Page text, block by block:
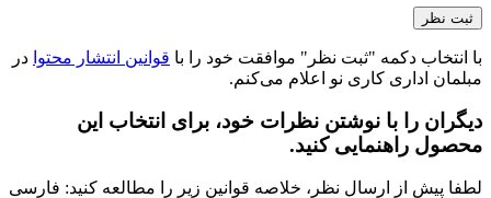
با انتخاب دکمه "ثبت نظر" موافقت خود را با قوانین انتشار محتوا در
مبلمان اداری کاری نو اعلام می‌کنم.
دیگران را با نوشتن نظرات خود، برای انتخاب این
محصول راهنمایی کنید.
لطفا پیش از ارسال نظر، خلاصه قوانین زیر را مطالعه کنید: فارسی